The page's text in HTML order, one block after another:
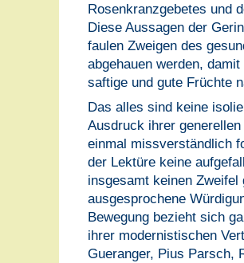
Rosenkranzgebetes und
Diese Aussagen der
faulen Zweigen des
abgehauen werden,
saftige und gute Früchte
Das alles sind keine
Ausdruck ihrer
einmal missverständlich
der Lektüre keine
insgesamt keinen Zweifel
ausgesprochene
Bewegung bezieht sich
ihrer modernistischen
Gueranger, Pius Parsch,